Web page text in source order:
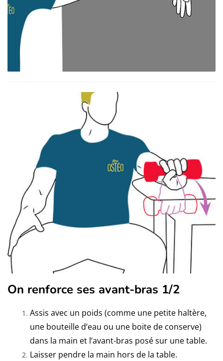
On renforce ses avant-bras 1/2
Assis avec un poids (comme une petite haltère,
une bouteille d’eau ou une boite de conserve)
dans la main et l’avant-bras posé sur une table.
Laisser pendre la main hors de la table.